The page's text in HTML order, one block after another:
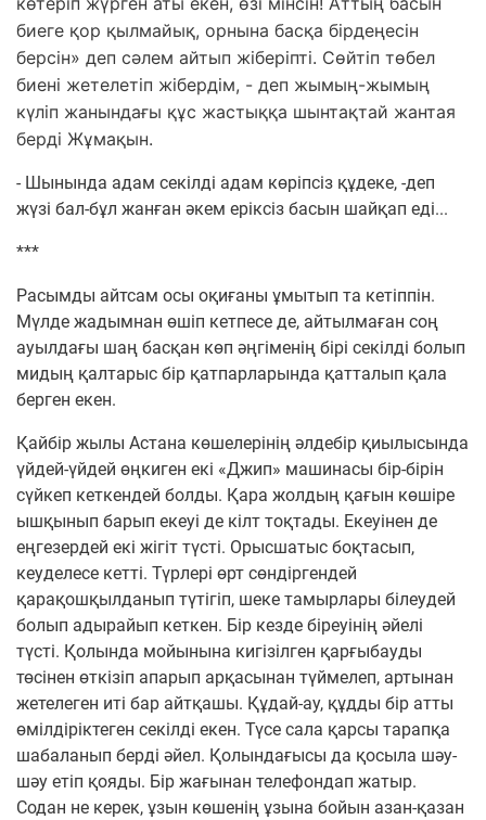
биеге қор қылмайық, орнына басқа бірдеңесін
берсін» деп сәлем айтып жіберіпті. Сөйтіп төбел
биені жетелетіп жібердім, - деп жымың-жымың
күліп жанындағы құс жастыққа шынтақтай жантая
берді Жұмақын.
- Шынында адам секілді адам көріпсіз құдеке, -деп
жүзі бал-бұл жанған әкем еріксіз басын шайқап еді...
***
Расымды айтсам осы оқиғаны ұмытып та кетіппін.
Мүлде жадымнан өшіп кетпесе де, айтылмаған соң
ауылдағы шаң басқан көп әңгіменің бірі секілді болып
мидың қалтарыс бір қатпарларында қатталып қала
берген екен.
Қайбір жылы Астана көшелерінің әлдебір қиылысында
үйдей-үйдей өңкиген екі «Джип» машинасы бір-бірін
сүйкеп кеткендей болды. Қара жолдың қағын көшіре
ышқынып барып екеуі де кілт тоқтады. Екеуінен де
еңгезердей екі жігіт түсті. Орысшатыс боқтасып,
кеуделесе кетті. Түрлері өрт сөндіргендей
қарақошқылданып түтігіп, шеке тамырлары білеудей
болып адырайып кеткен. Бір кезде біреуінің әйелі
түсті. Қолында мойынына кигізілген қарғыбауды
төсінен өткізіп апарып арқасынан түймелеп, артынан
жетелеген иті бар айтқашы. Құдай-ау, құдды бір атты
өмілдіріктеген секілді екен. Түсе сала қарсы тарапқа
шабаланып берді әйел. Қолындағысы да қосыла шәу-
шәу етіп қояды. Бір жағынан телефондап жатыр.
Содан не керек, ұзын көшенің ұзына бойын азан-қазан